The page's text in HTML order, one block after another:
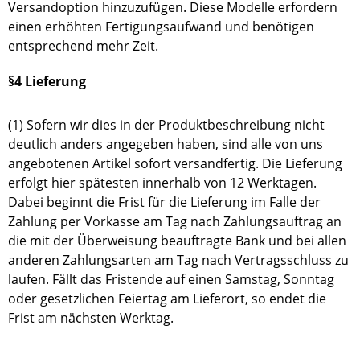
Versandoption hinzuzufügen. Diese Modelle erfordern
einen erhöhten Fertigungsaufwand und benötigen
entsprechend mehr Zeit.
§4 Lieferung
(1) Sofern wir dies in der Produktbeschreibung nicht
deutlich anders angegeben haben, sind alle von uns
angebotenen Artikel sofort versandfertig. Die Lieferung
erfolgt hier spätesten innerhalb von 12 Werktagen.
Dabei beginnt die Frist für die Lieferung im Falle der
Zahlung per Vorkasse am Tag nach Zahlungsauftrag an
die mit der Überweisung beauftragte Bank und bei allen
anderen Zahlungsarten am Tag nach Vertragsschluss zu
laufen. Fällt das Fristende auf einen Samstag, Sonntag
oder gesetzlichen Feiertag am Lieferort, so endet die
Frist am nächsten Werktag.